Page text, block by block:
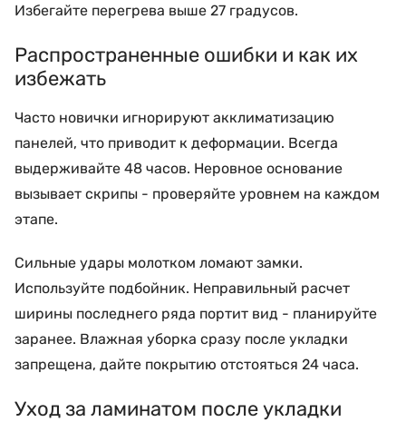
Избегайте перегрева выше 27 градусов.
Распространенные ошибки и как их
избежать
Часто новички игнорируют акклиматизацию
панелей, что приводит к деформации. Всегда
выдерживайте 48 часов. Неровное основание
вызывает скрипы - проверяйте уровнем на каждом
этапе.
Сильные удары молотком ломают замки.
Используйте подбойник. Неправильный расчет
ширины последнего ряда портит вид - планируйте
заранее. Влажная уборка сразу после укладки
запрещена, дайте покрытию отстояться 24 часа.
Уход за ламинатом после укладки